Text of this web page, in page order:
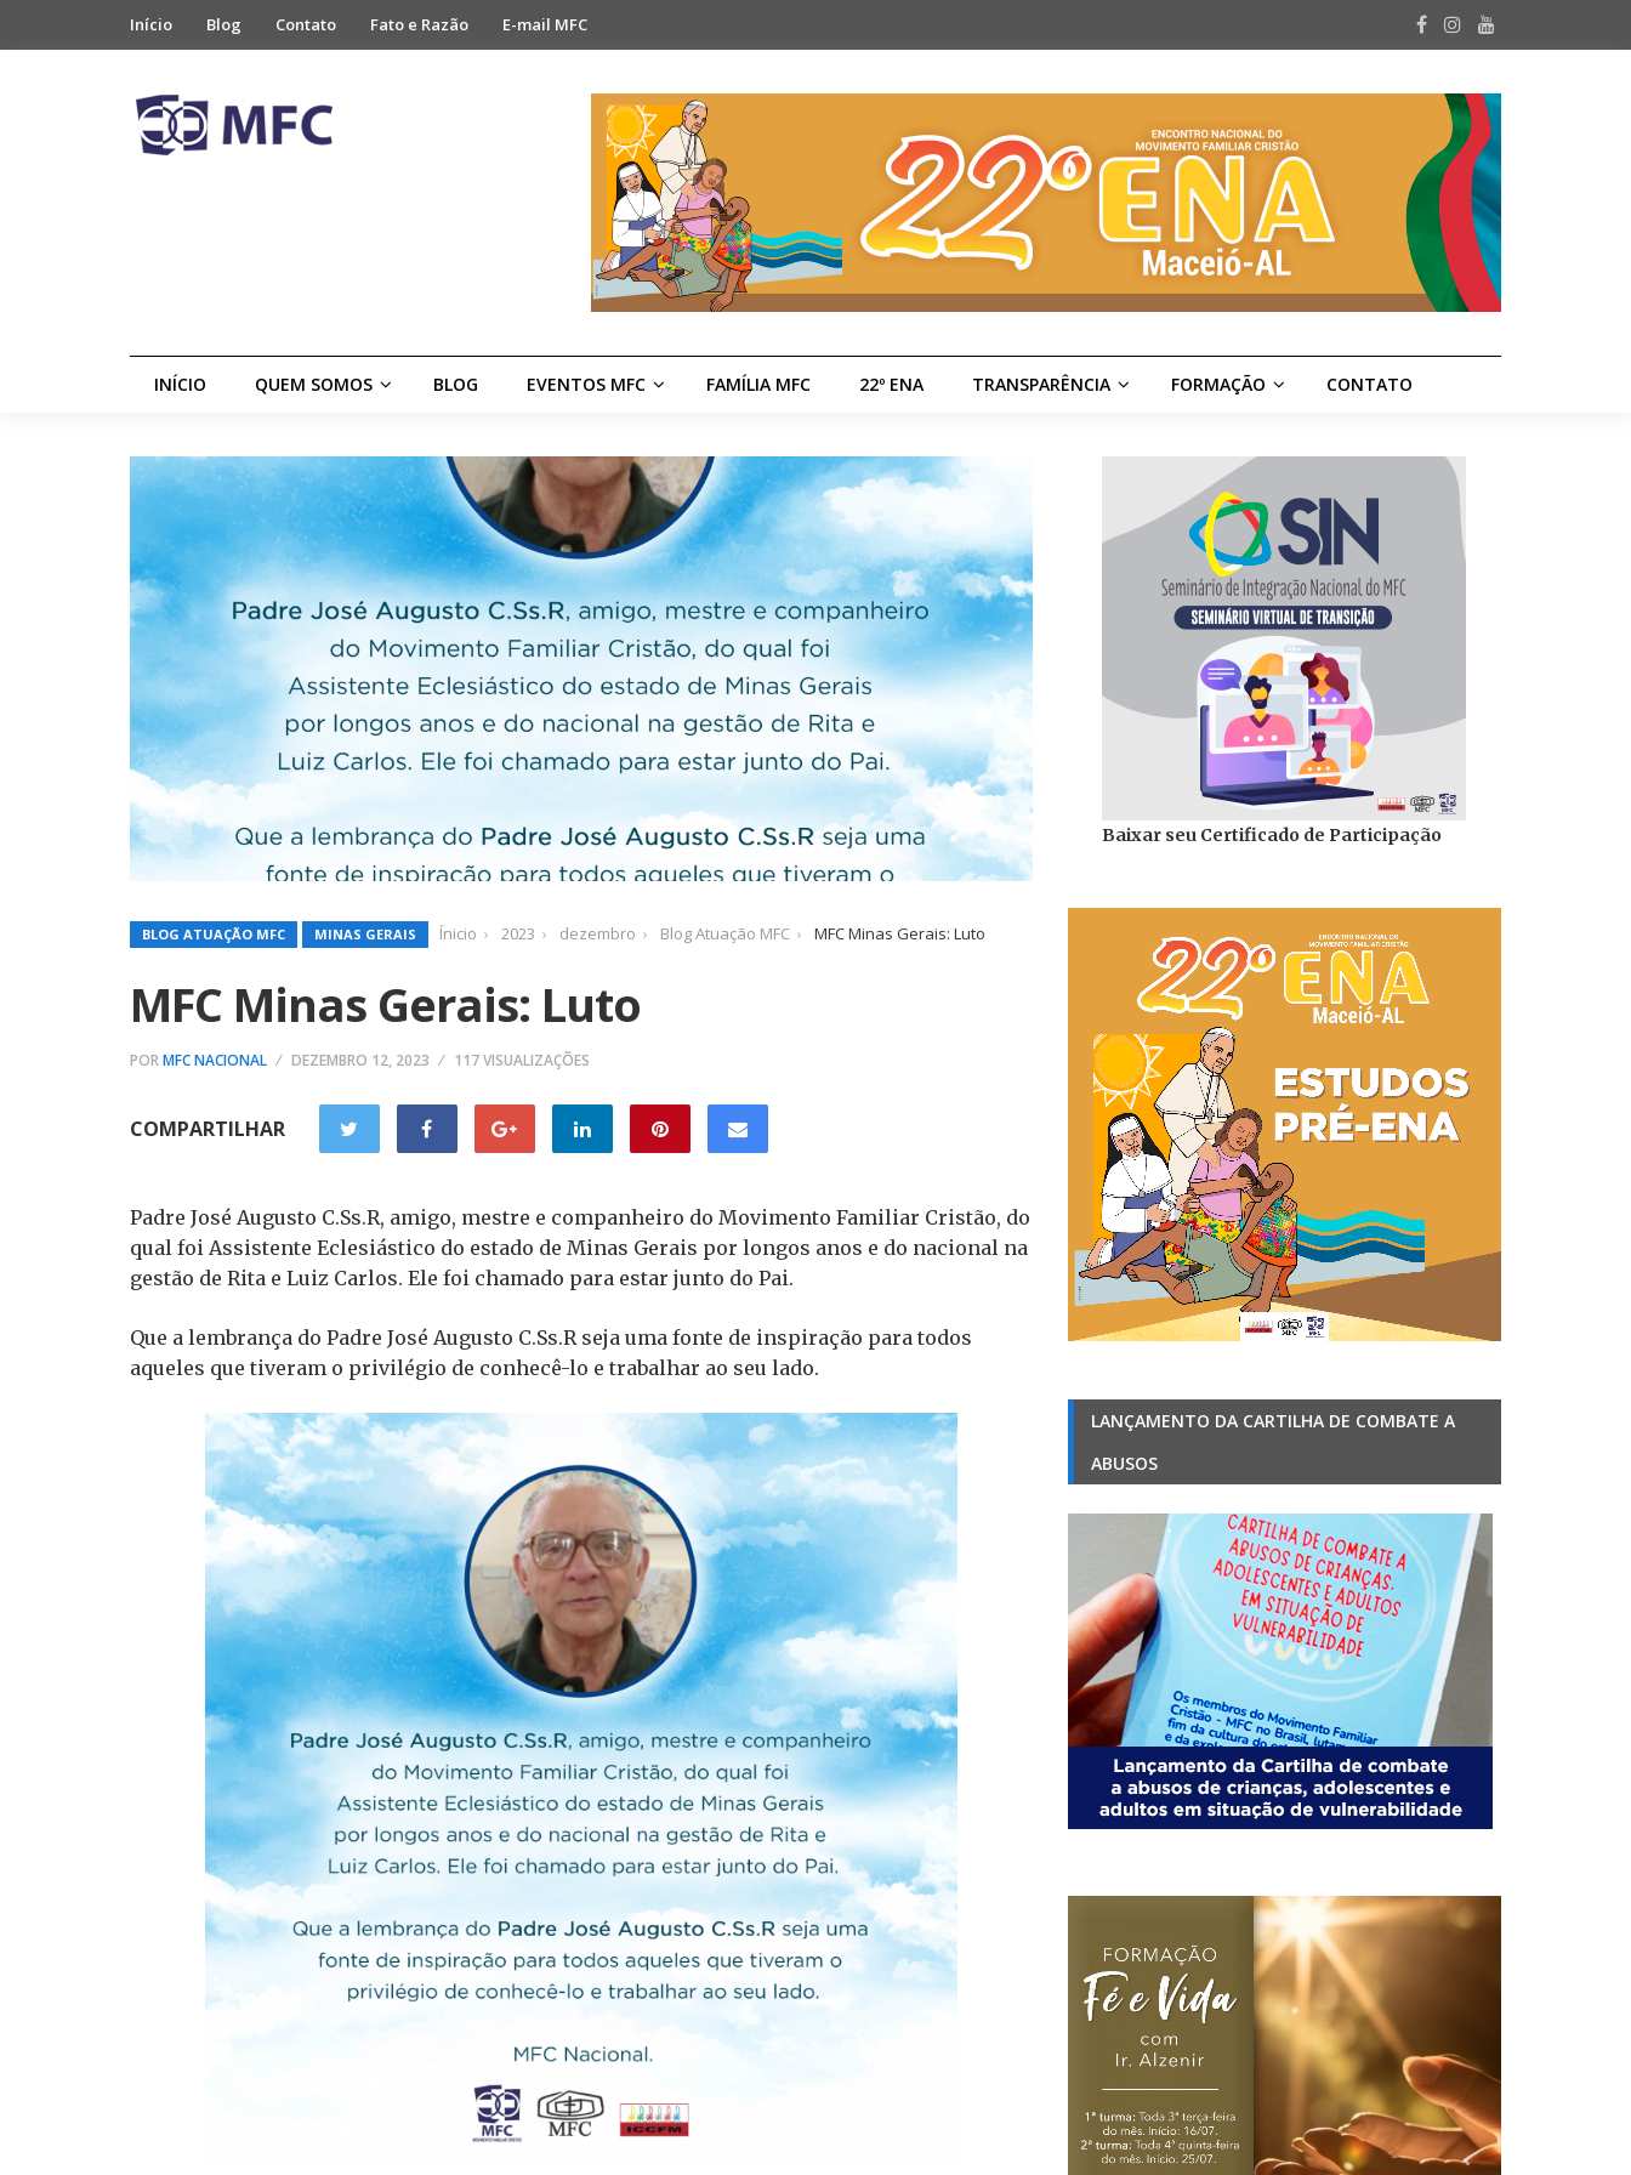
Início Blog Contato Fato e Razão E-mail MFC
INÍCIO QUEM SOMOS BLOG EVENTOS MFC FAMÍLIA MFC 22º ENA TRANSPARÊNCIA FORMAÇÃO CONTATO
BLOG ATUAÇÃO MFC MINAS GERAIS Ínicio 2023 dezembro Blog Atuação MFC MFC Minas Gerais: Luto
MFC Minas Gerais: Luto
PORMFC NACIONAL DEZEMBRO 12, 2023 117 VISUALIZAÇÕES
COMPARTILHAR
Padre José Augusto C.Ss.R, amigo, mestre e companheiro do Movimento Familiar Cristão, do
qual foi Assistente Eclesiástico do estado de Minas Gerais por longos anos e do nacional na
gestão de Rita e Luiz Carlos. Ele foi chamado para estar junto do Pai.
Que a lembrança do Padre José Augusto C.Ss.R seja uma fonte de inspiração para todos
aqueles que tiveram o privilégio de conhecê-lo e trabalhar ao seu lado.
Baixar seu Certificado de Participação
LANÇAMENTO DA CARTILHA DE COMBATE A
ABUSOS